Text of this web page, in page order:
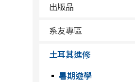
出版品
系友專區
土耳其進修
暑期遊學